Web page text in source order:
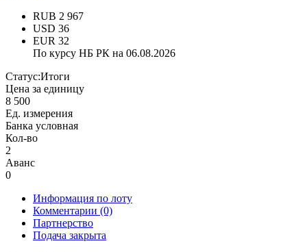
RUB 2 967
USD 36
EUR 32
По курсу НБ РК на 06.08.2026
Статус:Итоги
Цена за единицу
8 500
Ед. измерения
Банка условная
Кол-во
2
Аванс
0
Информация по лоту
Комментарии (0)
Партнерство
Подача закрыта